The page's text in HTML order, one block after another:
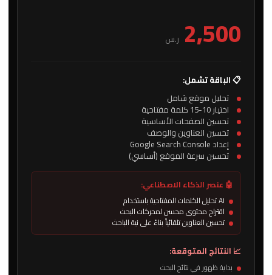
2,500 ر.س
📋 الباقة تشمل:
تحليل موقع شامل
اختيار 10-15 كلمة مفتاحية
تحسين الصفحات الأساسية
تحسين العناوين والوصف
إعداد Google Search Console
تحسين سرعة الموقع (أساسي)
🤖 عنصر الذكاء الاصطناعي:
AI تحليل الكلمات المفتاحية باستخدام
اقتراح محتوى محسن لمحركات البحث
تحسين العناوين تلقائياً بناءً على نية الباحث
📈 النتائج المتوقعة:
بداية ظهور في نتائج البحث